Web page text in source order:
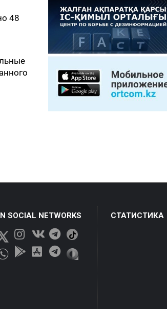
48
SOCIAL NETWORKS СТАТИСТИКА